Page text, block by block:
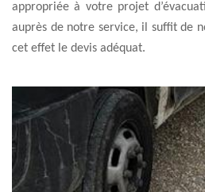
appropriée à votre projet
auprès de notre service, il suffit de
cet effet le devis adéquat.